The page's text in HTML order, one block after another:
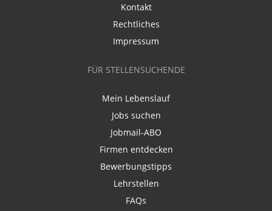
Kontakt
Rechtliches
Impressum
FÜR STELLENSUCHENDE
Mein Lebenslauf
Jobs suchen
Jobmail-ABO
Firmen entdecken
Bewerbungstipps
Lehrstellen
FAQs